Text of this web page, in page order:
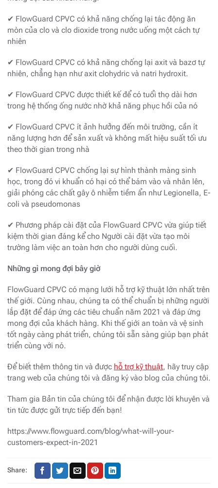
✔ FlowGuard CPVC có khả năng chống lại tác động ăn
mòn của clo và clo dioxide trong nước uống một cách tự
nhiên
✔ FlowGuard CPVC có khả năng chống lại axit và bazơ tự
nhiên, chẳng hạn như axit clohydric và natri hydroxit.
✔ FlowGuard CPVC được thiết kế để có tuổi thọ dài hơn
trong hệ thống ống nước nhờ khả năng phục hồi của nó
✔ FlowGuard CPVC ít ảnh hưởng đến môi trường, cần ít
năng lượng hơn để sản xuất và không mất hiệu suất tối ưu
theo thời gian trong nhà
✔ FlowGuard CPVC chống lại sự hình thành màng sinh
học, trong đó vi khuẩn có hại có thể bám vào và nhân lên,
giải phóng các chất gây ô nhiễm tiềm ẩn như Legionella, E-
coli và pseudomonas
✔ Phương pháp cài đặt của FlowGuard CPVC vừa giúp tiết
kiệm thời gian đáng kể cho Người cài đặt vừa tạo môi
trường làm việc an toàn hơn cho người dùng cuối.
Những gì mong đợi bây giờ
FlowGuard CPVC có mạng lưới hỗ trợ kỹ thuật lớn nhất trên
thế giới. Cùng nhau, chúng ta có thể chuẩn bị những người
lắp đặt để đáp ứng các tiêu chuẩn năm 2021 và đáp ứng
mong đợi của khách hàng. Khi thế giới an toàn và vệ sinh
tốt ngày càng phát triển, chúng tôi sẵn sàng giúp bạn phát
triển cùng với nó.
Để biết thêm thông tin và được hỗ trợ kỹ thuật, hãy truy cập
trang web của chúng tôi và đăng ký vào blog của chúng tôi.
Tham gia Bản tin của chúng tôi để nhận được lời khuyên và
tin tức được gửi trực tiếp đến bạn!
https://www.flowguard.com/blog/what-will-your-
customers-expect-in-2021
Share: